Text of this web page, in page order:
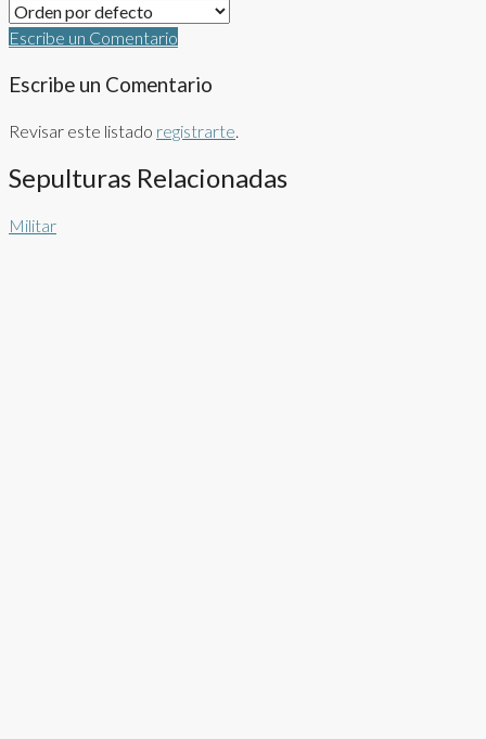
Escribe un Comentario
Escribe un Comentario
Revisar este listado registrarte
Sepulturas Relacionadas
Militar